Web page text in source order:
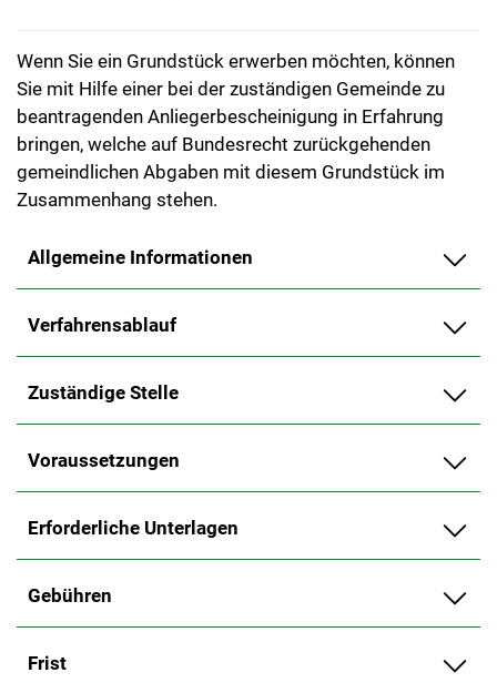
Wenn Sie ein Grundstück erwerben möchten, können
Sie mit Hilfe einer bei der zuständigen Gemeinde zu
beantragenden Anliegerbescheinigung in Erfahrung
bringen, welche auf Bundesrecht zurückgehenden
gemeindlichen Abgaben mit diesem Grundstück im
Zusammenhang stehen.
Allgemeine Informationen
Verfahrensablauf
Zuständige Stelle
Voraussetzungen
Erforderliche Unterlagen
Gebühren
Frist